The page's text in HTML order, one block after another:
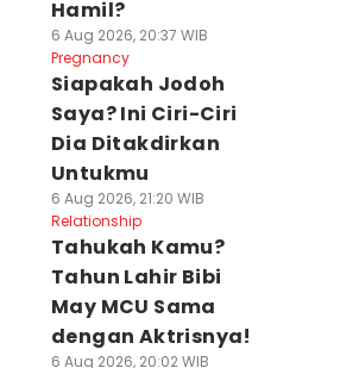
Hamil?
6 Aug 2026, 20:37 WIB
Pregnancy
Siapakah Jodoh
Saya? Ini Ciri-Ciri
Dia Ditakdirkan
Untukmu
6 Aug 2026, 21:20 WIB
Relationship
Tahukah Kamu?
Tahun Lahir Bibi
May MCU Sama
dengan Aktrisnya!
6 Aug 2026, 20:02 WIB